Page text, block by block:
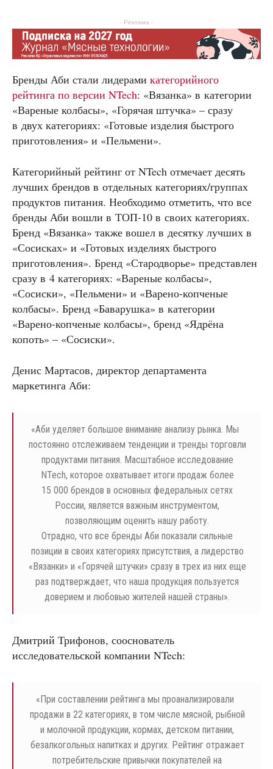
- Реклама -
Бренды Аби стали лидерами категорийного
рейтинга по версии NTech: «Вязанка» в категории
«Вареные колбасы», «Горячая штучка» – сразу
в двух категориях: «Готовые изделия быстрого
приготовления» и «Пельмени».
Категорийный рейтинг от NTech отмечает десять
лучших брендов в отдельных категориях/группах
продуктов питания. Необходимо отметить, что все
бренды Аби вошли в ТОП-10 в своих категориях.
Бренд «Вязанка» также вошел в десятку лучших в
«Сосисках» и «Готовых изделиях быстрого
приготовления». Бренд «Стародворье» представлен
сразу в 4 категориях: «Вареные колбасы»,
«Сосиски», «Пельмени» и «Варено-копченые
колбасы». Бренд «Баварушка» в категории
«Варено-копченые колбасы», бренд «Ядрёна
копоть» – «Сосиски».
Денис Мартасов, директор департамента
маркетинга Аби:
«Аби уделяет большое внимание анализу рынка. Мы
постоянно отслеживаем тенденции и тренды торговли
продуктами питания. Масштабное исследование
NTech, которое охватывает итоги продаж более
15 000 брендов в основных федеральных сетях
России, является важным инструментом,
позволяющим оценить нашу работу.
Отрадно, что все бренды Аби показали сильные
позиции в своих категориях присутствия, а лидерство
«Вязанки» и «Горячей штучки» сразу в трех из них еще
раз подтверждает, что наша продукция пользуется
доверием и любовью жителей нашей страны».
Дмитрий Трифонов, сооснователь
исследовательской компании NTech:
« При составлении рейтинга мы проанализировали
продажи в 22 категориях, в том числе мясной, рыбной
и молочной продукции, кормах, детском питании,
безалкогольных напитках и других. Рейтинг отражает
потребительские привычки покупателей на